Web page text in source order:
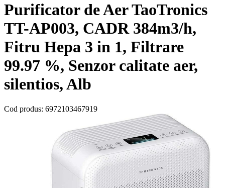
Purificator de Aer TaoTronics
TT-AP003, CADR 384m3/h,
Fitru Hepa 3 in 1, Filtrare
99.97 %, Senzor calitate aer,
silentios, Alb
Cod produs: 6972103467919